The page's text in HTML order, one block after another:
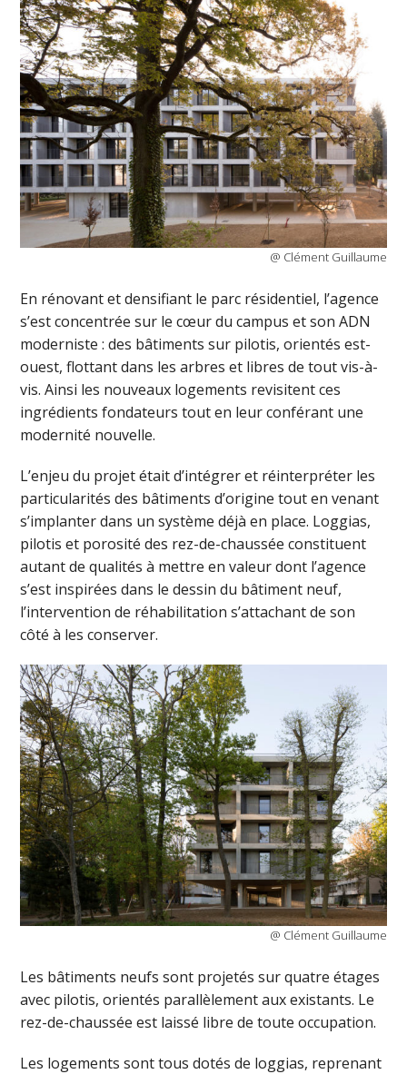
@ Clément Guillaume
En rénovant et densifiant le parc résidentiel, l’agence
s’est concentrée sur le cœur du campus et son ADN
moderniste : des bâtiments sur pilotis, orientés est-
ouest, flottant dans les arbres et libres de tout vis-à-
vis. Ainsi les nouveaux logements revisitent ces
ingrédients fondateurs tout en leur conférant une
modernité nouvelle.
L’enjeu du projet était d’intégrer et réinterpréter les
particularités des bâtiments d’origine tout en venant
s’implanter dans un système déjà en place. Loggias,
pilotis et porosité des rez-de-chaussée constituent
autant de qualités à mettre en valeur dont l’agence
s’est inspirées dans le dessin du bâtiment neuf,
l’intervention de réhabilitation s’attachant de son
côté à les conserver.
@ Clément Guillaume
Les bâtiments neufs sont projetés sur quatre étages
avec pilotis, orientés parallèlement aux existants. Le
rez-de-chaussée est laissé libre de toute occupation.
Les logements sont tous dotés de loggias, reprenant